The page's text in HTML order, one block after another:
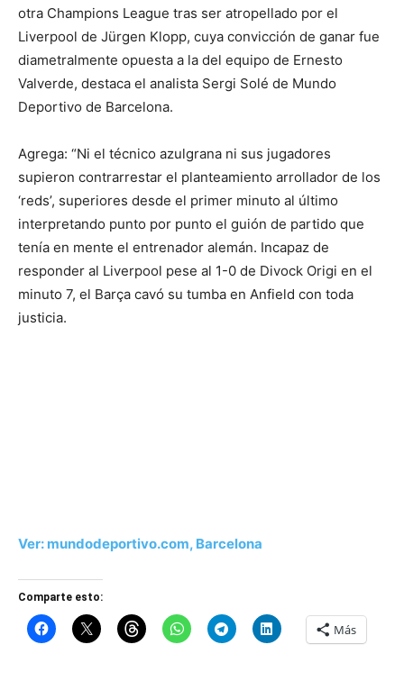
otra Champions League tras ser atropellado por el
Liverpool de Jürgen Klopp, cuya convicción de ganar fue
diametralmente opuesta a la del equipo de Ernesto
Valverde, destaca el analista Sergi Solé de Mundo
Deportivo de Barcelona.
Agrega: “Ni el técnico azulgrana ni sus jugadores
supieron contrarrestar el planteamiento arrollador de los
‘reds’, superiores desde el primer minuto al último
interpretando punto por punto el guión de partido que
tenía en mente el entrenador alemán. Incapaz de
responder al Liverpool pese al 1-0 de Divock Origi en el
minuto 7, el Barça cavó su tumba en Anfield con toda
justicia.
Ver: mundodeportivo.com, Barcelona
Comparte esto:
Más